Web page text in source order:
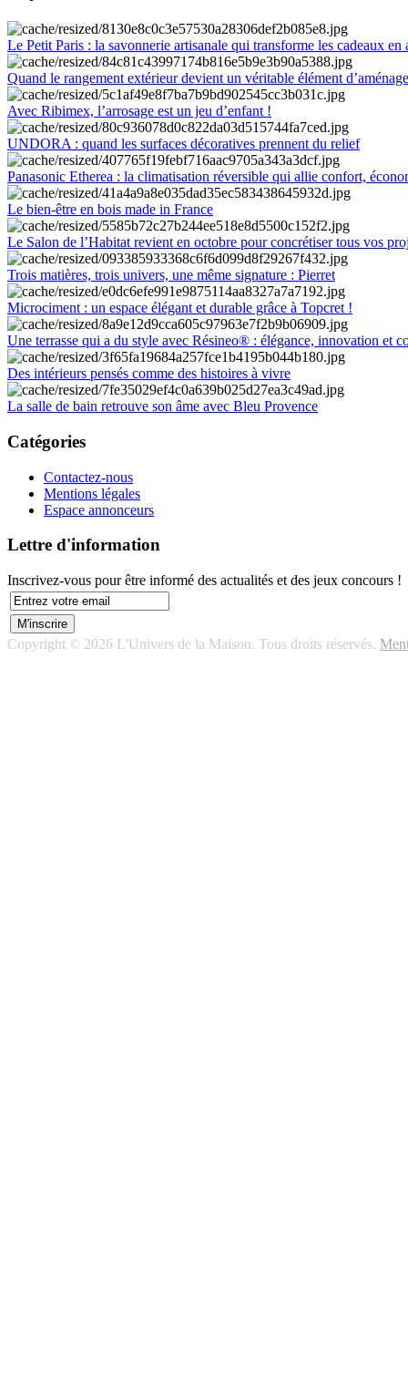
Le Petit Paris : la savonnerie artisanale qui transforme les cadeaux en
Quand le rangement extérieur devient un véritable élément
Avec Ribimex, l’arrosage est un jeu d’enfant !
UNDORA : quand les surfaces décoratives prennent du relief
Panasonic Etherea : la climatisation réversible qui allie confort,
Le bien-être en bois made in France
Le Salon de l’Habitat revient en octobre pour concrétiser tous vos
Trois matières, trois univers, une même signature : Pierret
Microciment : un espace élégant et durable grâce à Topcret !
Une terrasse qui a du style avec Résineo® : élégance, innovation et
Des intérieurs pensés comme des histoires à vivre
La salle de bain retrouve son âme avec Bleu Provence
Catégories
Contactez-nous
Mentions légales
Espace annonceurs
Lettre d'information
Inscrivez-vous pour être informé des actualités et des jeux concours !
Copyright © 2026 L'Univers de la Maison. Tous droits réservés.